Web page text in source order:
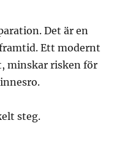
Det är en
Ett modernt
minskar risken för
steg.